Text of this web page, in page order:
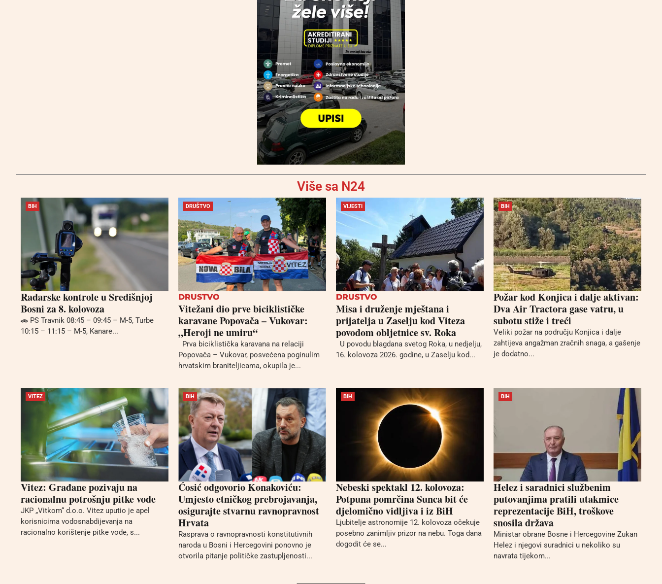
Više sa N24
BIH
Radarske kontrole u Središnjoj
Bosni za 8. kolovoza
🚗 PS Travnik 08:45 – 09:45 – M-5, Turbe
10:15 – 11:15 – M-5, Kanare...
DRUŠTVO
DRUSTVO
Vitežani dio prve biciklističke
karavane Popovača – Vukovar:
„Heroji ne umiru“
Prva biciklistička karavana na relaciji
Popovača – Vukovar, posvećena poginulim
hrvatskim braniteljicama, okupila je...
VIJESTI
DRUSTVO
Misa i druženje mještana i
prijatelja u Zaselju kod Viteza
povodom obljetnice sv. Roka
U povodu blagdana svetog Roka, u nedjelju,
16. kolovoza 2026. godine, u Zaselju kod...
BIH
Požar kod Konjica i dalje aktivan:
Dva Air Tractora gase vatru, u
subotu stiže i treći
Veliki požar na području Konjica i dalje
zahtijeva angažman zračnih snaga, a gašenje
je dodatno...
VITEZ
Vitez: Građane pozivaju na
racionalnu potrošnju pitke vode
JKP „Vitkom“ d.o.o. Vitez uputio je apel
korisnicima vodosnabdijevanja na
racionalno korištenje pitke vode, s...
BIH
Ćosić odgovorio Konakoviću:
Umjesto etničkog prebrojavanja,
osigurajte stvarnu ravnopravnost
Hrvata
Rasprava o ravnopravnosti konstitutivnih
naroda u Bosni i Hercegovini ponovno je
otvorila pitanje političke zastupljenosti...
BIH
Nebeski spektakl 12. kolovoza:
Potpuna pomrčina Sunca bit će
djelomično vidljiva i iz BiH
Ljubitelje astronomije 12. kolovoza očekuje
posebno zanimljiv prizor na nebu. Toga dana
dogodit će se...
BIH
Helez i saradnici službenim
putovanjima pratili utakmice
reprezentacije BiH, troškove
snosila država
Ministar obrane Bosne i Hercegovine Zukan
Helez i njegovi suradnici u nekoliko su
navrata tijekom...